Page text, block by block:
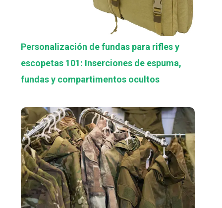
Personalización de fundas para rifles y
escopetas 101: Inserciones de espuma,
fundas y compartimentos ocultos